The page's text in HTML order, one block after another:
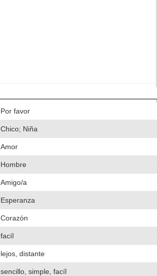
Por favor
Chico; Niña
Amor
Hombre
Amigo/a
Esperanza
Corazón
facíl
lejos, distante
sencillo, simple, facíl